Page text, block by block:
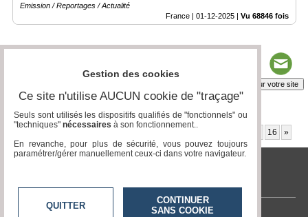
Emission / Reportages / Actualité
France | 01-12-2025 | Vu 68846 fois
Insérez sur votre site
Page 8 / 52 16 »
tvlocale.fr
Gestion des cookies
Ce site n'utilise AUCUN cookie de "traçage"
Seuls sont utilisés les dispositifs qualifiés de "fonctionnels" ou
"techniques" nécessaires à son fonctionnement..
En revanche, pour plus de sécurité, vous pouvez toujours
paramétrer/gérer manuellement ceux-ci dans votre navigateur.
QUITTER
CONTINUER
SANS COOKIE